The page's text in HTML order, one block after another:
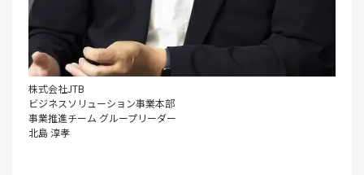
株式会社JTB
ビジネスソリューション事業本部
事業推進チーム グループリーダー
北島 淳孝